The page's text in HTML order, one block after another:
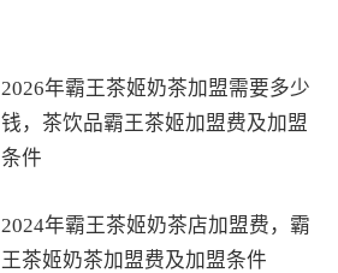
2026年霸王茶姬奶茶加盟需要多少
钱，茶饮品霸王茶姬加盟费及加盟
条件
2024年霸王茶姬奶茶店加盟费，霸
王茶姬奶茶加盟费及加盟条件